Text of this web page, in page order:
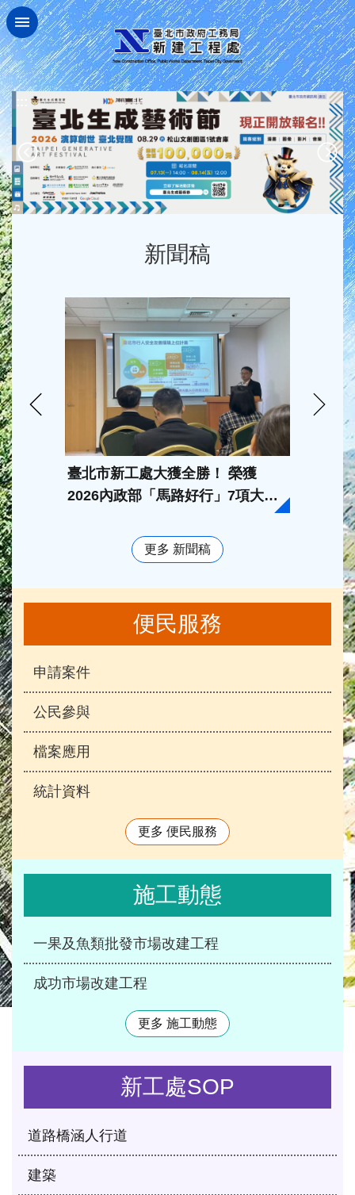
跳到主要內容區塊
新聞稿
臺北市新工處大獲全勝！ 榮獲
2026內政部「馬路好行」7項大
新工
市場
「
更多 新聞稿
便民服務
申請案件
公民參與
檔案應用
統計資料
更多 便民服務
施工動態
一果及魚類批發市場改建工程
成功市場改建工程
更多 施工動態
新工處SOP
道路橋涵人行道
建築